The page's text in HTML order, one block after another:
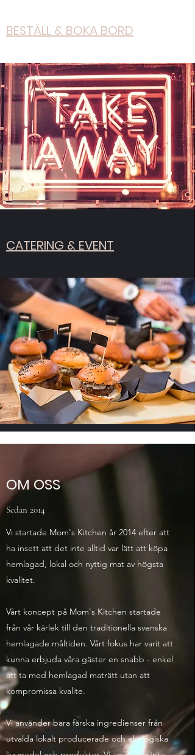
BESTÄLL & BOKA BORD
CATERING & EVENT
OM OSS
Sedan 2014
Vi startade Mom's Kitchen år 2014 efter att
ha insett att det inte alltid var lätt att köpa
hemlagad, lokal och nyttig mat av högsta
kvalitet.
Vårt koncept på Mom's Kitchen startade
från vår kärlek till den traditionella svenska
hemlagade måltiden. Vårt fokus har varit att
kunna erbjuda våra gäster en snabb - enkel
att ta med hemlagad maträtt utan att
kompromissa kvalite.
Vi använder bara färska ingredienser från
utvalda lokalt producerade och ekologiska